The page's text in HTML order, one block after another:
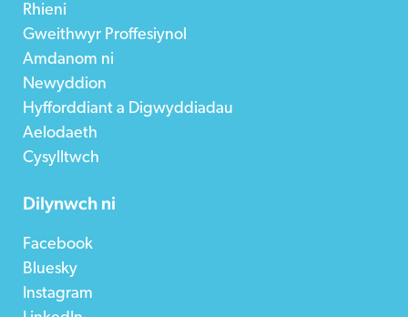
Rhieni
Gweithwyr Proffesiynol
Amdanom ni
Newyddion
Hyfforddiant a Digwyddiadau
Aelodaeth
Cysylltwch
Dilynwch ni
Facebook
Bluesky
Instagram